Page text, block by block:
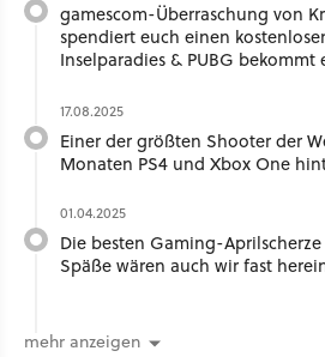
gamescom-Überraschung von
spendiert euch einen
Inselparadies & PUBG
17.08.2025
Einer der größten Shooter der
Monaten PS4 und Xbox One
01.04.2025
Die besten Gaming-Aprilscherze
Späße wären auch wir fast
mehr anzeigen